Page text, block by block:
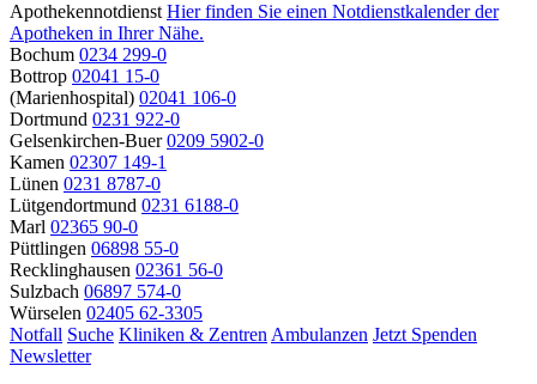
Apothekennotdienst Hier finden Sie einen Notdienstkalender der
Apotheken in Ihrer Nähe.
Bochum 0234 299-0
Bottrop 02041 15-0
(Marienhospital) 02041 106-0
Dortmund 0231 922-0
Gelsenkirchen-Buer 0209 5902-0
Kamen 02307 149-1
Lünen 0231 8787-0
Lütgendortmund 0231 6188-0
Marl 02365 90-0
Püttlingen 06898 55-0
Recklinghausen 02361 56-0
Sulzbach 06897 574-0
Würselen 02405 62-3305
Notfall Suche Kliniken & Zentren Ambulanzen Jetzt Spenden
Newsletter